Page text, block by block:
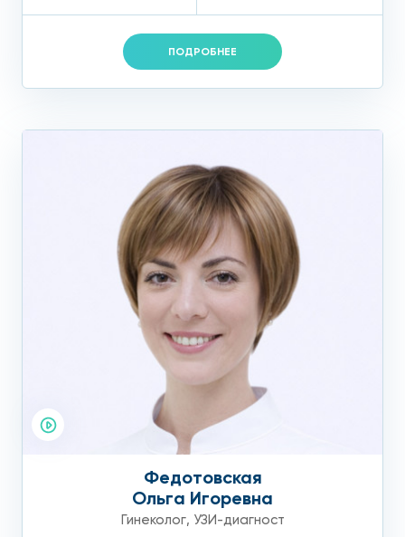
ПОДРОБНЕЕ
Федотовская
Ольга Игоревна
Гинеколог, УЗИ-диагност